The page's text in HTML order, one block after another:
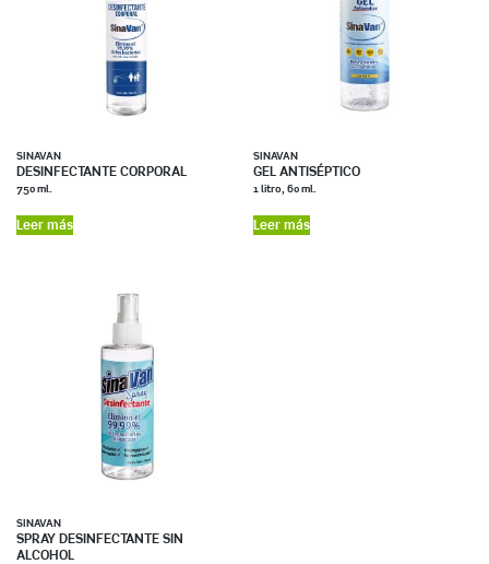
SINAVAN
DESINFECTANTE CORPORAL
750 ml.
Leer más
SINAVAN
GEL ANTISÉPTICO
1 litro, 60 ml.
Leer más
SINAVAN
SPRAY DESINFECTANTE SIN
ALCOHOL